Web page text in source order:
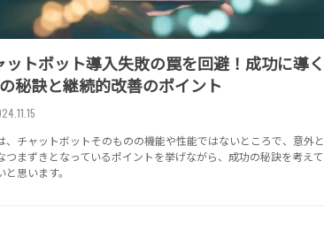
ットボット導入失敗の罠を回避！成功に導く
秘訣と継続的改善のポイント
、チャットボットそのものの機能や性能ではないところで、意外と
つまずきとなっているポイントを挙げながら、成功の秘訣を考えて
と思います。